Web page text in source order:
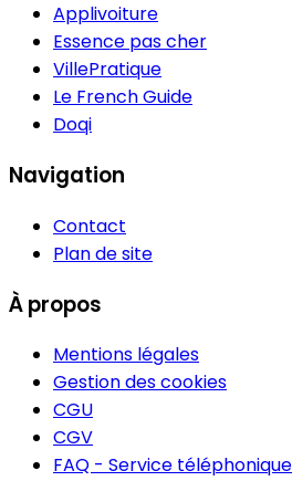
Applivoiture
Essence pas cher
VillePratique
Le French Guide
Doqi
Navigation
Contact
Plan de site
À propos
Mentions légales
Gestion des cookies
CGU
CGV
FAQ - Service téléphonique